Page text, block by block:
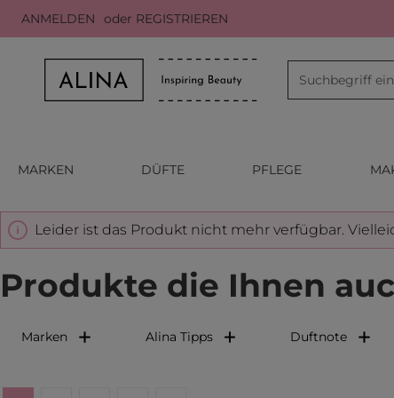
Hauptinhalt springen
Zur Suche springen
Zur Hauptnavigation springen
ANMELDEN oder REGISTRIEREN
MARKEN DÜFTE PFLEGE
Leider ist das Produkt nicht mehr verfügbar.
Produkte die Ihnen
Marken Alina Tipps Duftnote